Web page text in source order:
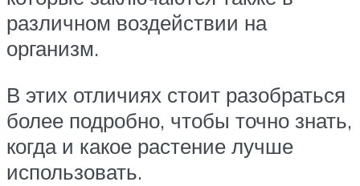
различном воздействии на
организм.
В этих отличиях стоит разобраться
более подробно, чтобы точно знать,
когда и какое растение лучше
использовать.